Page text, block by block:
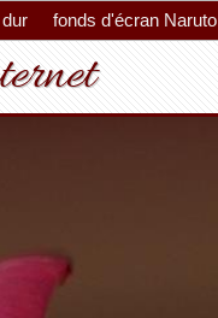
fonds d'écran Naruto